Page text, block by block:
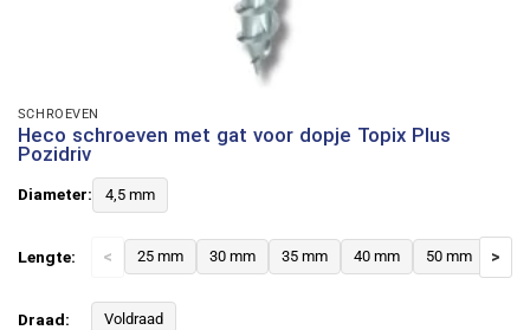
SCHROEVEN
Heco schroeven met gat voor dopje Topix Plus
Pozidriv
Diameter: 4,5 mm
Lengte: < 25 mm 30 mm 35 mm 40 mm 50 mm >
Draad: Voldraad